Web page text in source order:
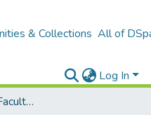
& Collections All of
Log In
B4 – LU fakultātes / Faculties of the UL